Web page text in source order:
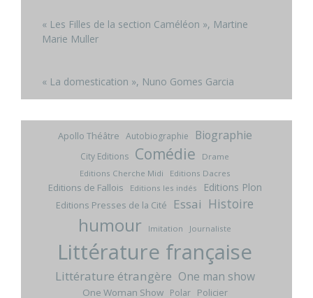
« Les Filles de la section Caméléon », Martine
Marie Muller
« La domestication », Nuno Gomes Garcia
Apollo Théâtre Autobiographie Biographie
City Editions Comédie
Drame
Editions Cherche Midi
Editions Dacres
Editions de Fallois Editions les indés Editions Plon
Editions Presses de la Cité Essai Histoire
humour Imitation Journaliste
Littérature française
Littérature étrangère One man show
One Woman Show Polar Policier